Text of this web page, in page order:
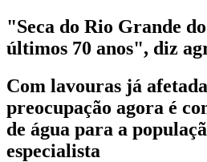
"Seca do Rio Grande
últimos 70 anos", diz
Com lavouras já
preocupação agora é
de água para a
especialista